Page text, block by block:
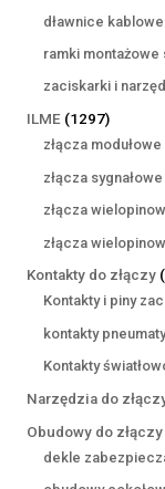
dławnice kablowe
ramki montażowe
zaciskarki i
ILME 12971297
złącza modułowe
złącza
złącza
złącza
Kontakty do złączy
Kontakty i piny
kontakty
Kontakty
Narzędzia do
Obudowy do złączy
dekle